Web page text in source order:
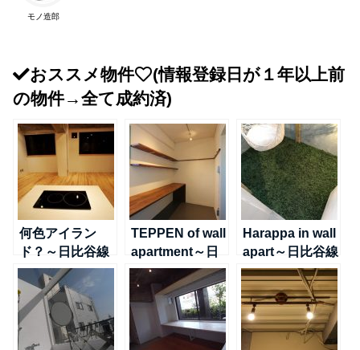
モノ造郎
おススメ物件
(情報登録日が１年以上前
の物件→全て成約済)
何色アイラン
ド？～日比谷線
＠南千住
TEPPEN of wall
apartment～日
比谷線＠南千住
Harappa in wall
apart～日比谷線
＠南千住